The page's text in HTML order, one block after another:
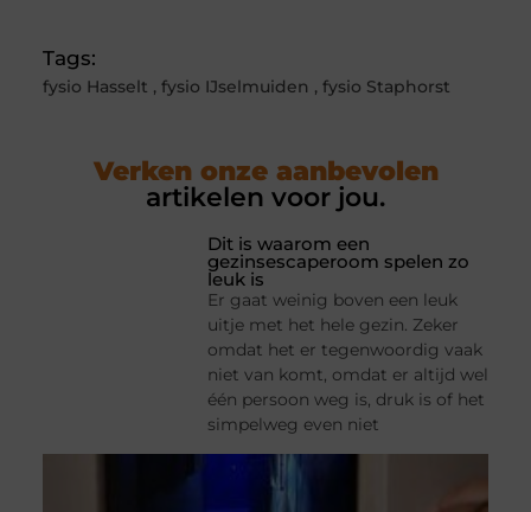
Tags:
fysio Hasselt , fysio IJselmuiden , fysio Staphorst
Verken onze aanbevolen
artikelen voor jou.
Dit is waarom een
gezinsescaperoom spelen zo
leuk is
Er gaat weinig boven een leuk
uitje met het hele gezin. Zeker
omdat het er tegenwoordig vaak
niet van komt, omdat er altijd wel
één persoon weg is, druk is of het
simpelweg even niet